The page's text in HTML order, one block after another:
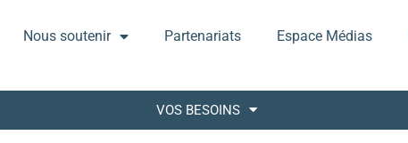
Nous soutenir Partenariats Espace Médias
VOS BESOINS